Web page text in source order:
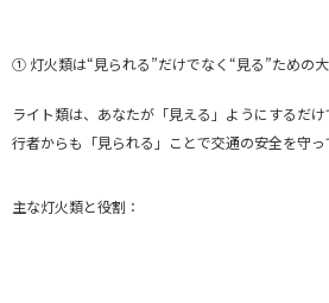
① 灯火類は“見られる”だけでなく“見る”ための
ライト類は、あなたが「見える」ようにするだ
行者からも「見られる」ことで交通の安全を守っ
主な灯火類と役割：